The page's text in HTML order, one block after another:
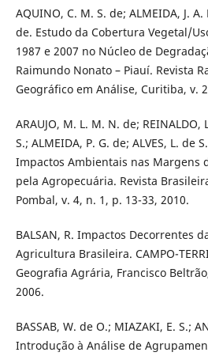
AQUINO, C. M. S. de; ALMEIDA, J. A.
de. Estudo da Cobertura Vegetal/
1987 e 2007 no Núcleo de
Raimundo Nonato – Piauí. Revista
Geográfico em Análise, Curitiba, v.
ARAUJO, M. L. M. N. de; REINALDO,
S.; ALMEIDA, P. G. de; ALVES, L. de
Impactos Ambientais nas Margens
pela Agropecuária. Revista
Pombal, v. 4, n. 1, p. 13-33, 2010.
BALSAN, R. Impactos Decorrentes
Agricultura Brasileira. CAMPO-
Geografia Agrária, Francisco
2006.
BASSAB, W. de O.; MIAZAKI, E. S.;
Introdução à Análise de